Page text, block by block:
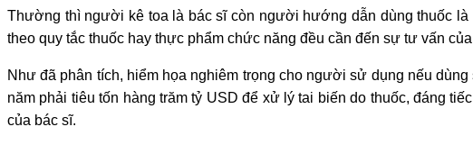
Thường thì người kê toa là bác sĩ còn người hướng dẫn dùng thuốc
theo quy tắc thuốc hay thực phẩm chức năng đều cần đến sự tư vấn
Như đã phân tích, hiểm họa nghiêm trọng cho người sử dụng nếu dùng
năm phải tiêu tốn hàng trăm tỷ USD để xử lý tai biến do thuốc, đáng
của bác sĩ.